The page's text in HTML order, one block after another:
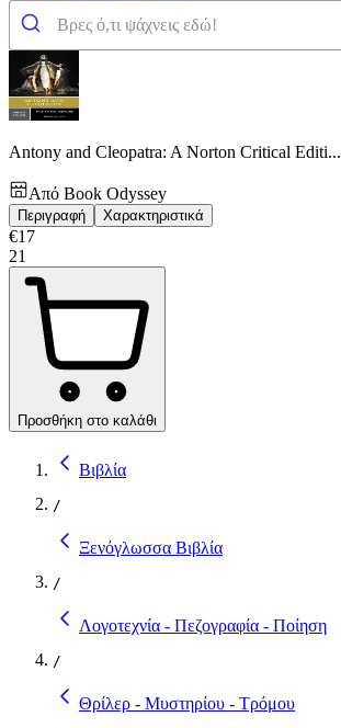
Antony and Cleopatra: A Norton Critical Editi...
Από Book Odyssey
Περιγραφή Χαρακτηριστικά
€17
21
Προσθήκη στο καλάθι
Βιβλία
/
Ξενόγλωσσα Βιβλία
/
Λογοτεχνία - Πεζογραφία - Ποίηση
/
Θρίλερ - Μυστηρίου - Τρόμου